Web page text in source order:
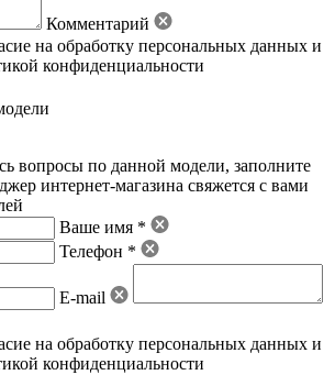
Комментарий
на обработку персональных данных и
конфиденциальности
вопросы по данной модели, заполните
интернет-магазина свяжется с вами
Ваше имя *
Телефон *
E-mail
на обработку персональных данных и
конфиденциальности